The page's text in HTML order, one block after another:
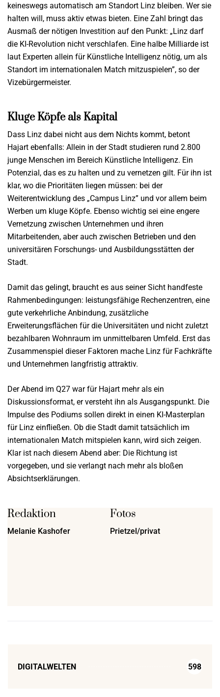
keineswegs automatisch am Standort Linz bleiben. Wer sie
halten will, muss aktiv etwas bieten. Eine Zahl bringt das
Ausmaß der nötigen Investition auf den Punkt: „Linz darf
die KI-Revolution nicht verschlafen. Eine halbe Milliarde ist
laut Experten allein für Künstliche Intelligenz nötig, um als
Standort im internationalen Match mitzuspielen”, so der
Vizebürgermeister.
Kluge Köpfe als Kapital
Dass Linz dabei nicht aus dem Nichts kommt, betont
Hajart ebenfalls: Allein in der Stadt studieren rund 2.800
junge Menschen im Bereich Künstliche Intelligenz. Ein
Potenzial, das es zu halten und zu vernetzen gilt. Für ihn ist
klar, wo die Prioritäten liegen müssen: bei der
Weiterentwicklung des „Campus Linz” und vor allem beim
Werben um kluge Köpfe. Ebenso wichtig sei eine engere
Vernetzung zwischen Unternehmen und ihren
Mitarbeitenden, aber auch zwischen Betrieben und den
universitären Forschungs- und Ausbildungsstätten der
Stadt.
Damit das gelingt, braucht es aus seiner Sicht handfeste
Rahmenbedingungen: leistungsfähige Rechenzentren, eine
gute verkehrliche Anbindung, zusätzliche
Erweiterungsflächen für die Universitäten und nicht zuletzt
bezahlbaren Wohnraum im unmittelbaren Umfeld. Erst das
Zusammenspiel dieser Faktoren mache Linz für Fachkräfte
und Unternehmen langfristig attraktiv.
Der Abend im Q27 war für Hajart mehr als ein
Diskussionsformat, er versteht ihn als Ausgangspunkt. Die
Impulse des Podiums sollen direkt in einen KI-Masterplan
für Linz einfließen. Ob die Stadt damit tatsächlich im
internationalen Match mitspielen kann, wird sich zeigen.
Klar ist nach diesem Abend aber: Die Richtung ist
vorgegeben, und sie verlangt nach mehr als bloßen
Absichtserklärungen.
Redaktion
Melanie Kashofer
Fotos
Prietzel/privat
DIGITALWELTEN 598